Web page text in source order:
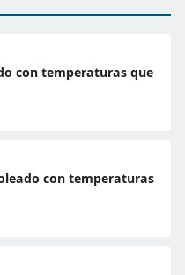
con temperaturas que
con temperaturas